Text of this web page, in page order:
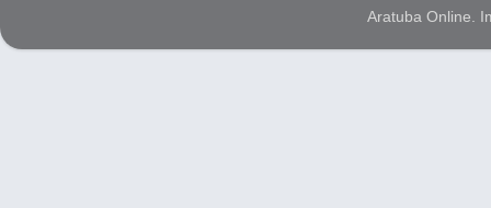
Aratuba Online.